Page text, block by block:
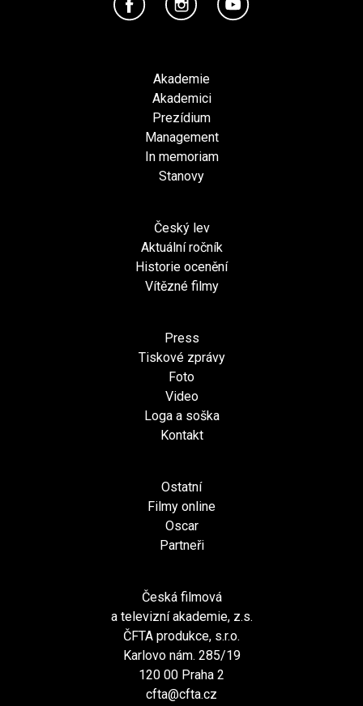
Akademie
Akademici
Prezídium
Management
In memoriam
Stanovy
Český lev
Aktuální ročník
Historie ocenění
Vítězné filmy
Press
Tiskové zprávy
Foto
Video
Loga a soška
Kontakt
Ostatní
Filmy online
Oscar
Partneři
Česká filmová
a televizní akademie, z.s.
ČFTA produkce, s.r.o.
Karlovo nám. 285/19
120 00 Praha 2
cfta@cfta.cz